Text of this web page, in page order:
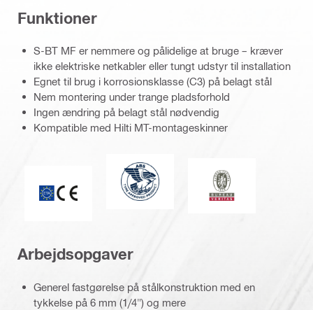
Funktioner
S-BT MF er nemmere og pålidelige at bruge – kræver
ikke elektriske netkabler eller tungt udstyr til installation
Egnet til brug i korrosionsklasse (C3) på belagt stål
Nem montering under trange pladsforhold
Ingen ændring på belagt stål nødvendig
Kompatible med Hilti MT-montageskinner
American Bureau of Shipping
Bureau Veritas
Arbejdsopgaver
Generel fastgørelse på stålkonstruktion med en
tykkelse på 6 mm (1/4") og mere